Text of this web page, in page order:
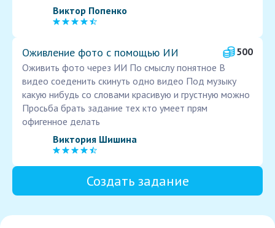
Виктор Попенко
Оживление фото с помощью ИИ
500
Оживить фото через ИИ По смыслу понятное В
видео соеденить скинуть одно видео Под музыку
какую нибудь со словами красивую и грустную можно
Просьба брать задание тех кто умеет прям
офигенное делать
Виктория Шишина
Создать задание